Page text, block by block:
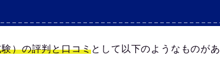
）の評判と口コミとして以下のようなものがあ